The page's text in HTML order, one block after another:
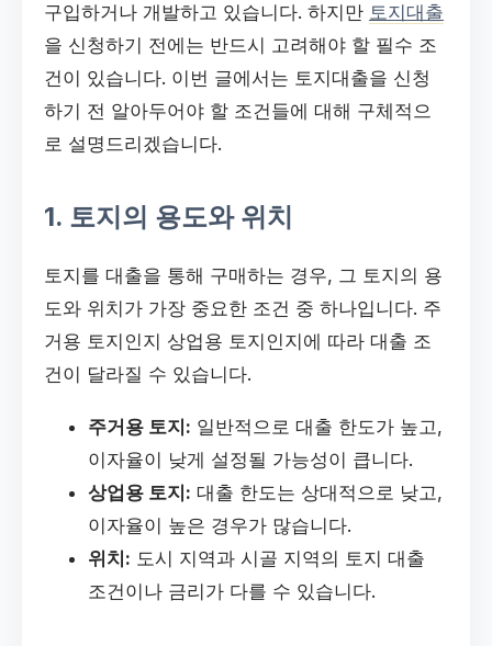
구입하거나 개발하고 있습니다. 하지만 토지대출
을 신청하기 전에는 반드시 고려해야 할 필수 조
건이 있습니다. 이번 글에서는 토지대출을 신청
하기 전 알아두어야 할 조건들에 대해 구체적으
로 설명드리겠습니다.
1. 토지의 용도와 위치
토지를 대출을 통해 구매하는 경우, 그 토지의 용
도와 위치가 가장 중요한 조건 중 하나입니다. 주
거용 토지인지 상업용 토지인지에 따라 대출 조
건이 달라질 수 있습니다.
주거용 토지: 일반적으로 대출 한도가 높고,
이자율이 낮게 설정될 가능성이 큽니다.
상업용 토지: 대출 한도는 상대적으로 낮고,
이자율이 높은 경우가 많습니다.
위치: 도시 지역과 시골 지역의 토지 대출
조건이나 금리가 다를 수 있습니다.